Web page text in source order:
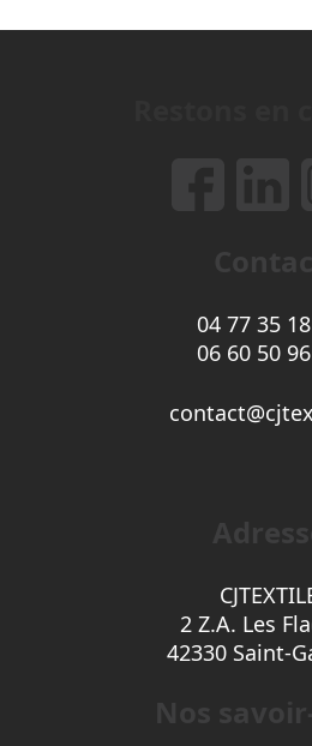
04 77 35
06 60 50
2 Z.A. Les
42330 Saint-